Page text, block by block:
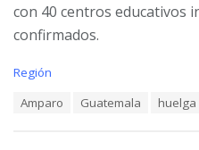
con 40 centros educativos
confirmados.
C
Región
Amparo Guatemala huelga